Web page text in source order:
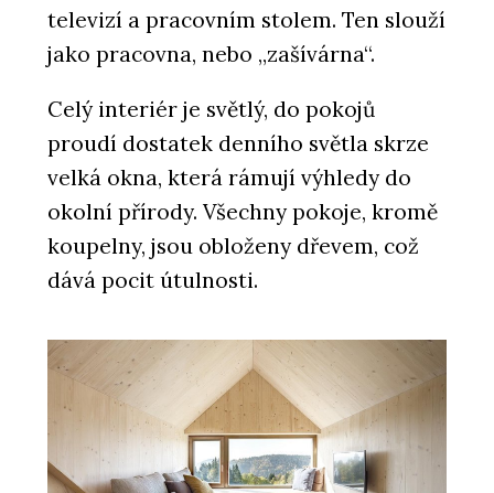
PRODUKTY
Morse Dot - mmcité
PRODUKTY
televizí a pracovním stolem. Ten slouží
jako pracovna, nebo „zašívárna“.
Celý interiér je světlý, do pokojů
proudí dostatek denního světla skrze
velká okna, která rámují výhledy do
okolní přírody. Všechny pokoje, kromě
koupelny, jsou obloženy dřevem, což
dává pocit útulnosti.